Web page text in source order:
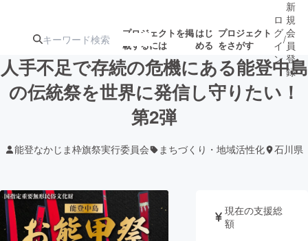
プロジェクトを掲
載するには
はじ
める
プロジェクト
をさがす
注目の新着プロ募集終了が近いプ
テクノロジー・ガジェット
ロ
グ
イ
ン
/
新
規
会
員
登
録
人手不足で存続の危機にある能登中島
の伝統祭を世界に発信し守りたい！
第2弾
能登なかじま枠旗祭実行委員会 まちづくり・地域活性化 石川県
現在の支援総
額